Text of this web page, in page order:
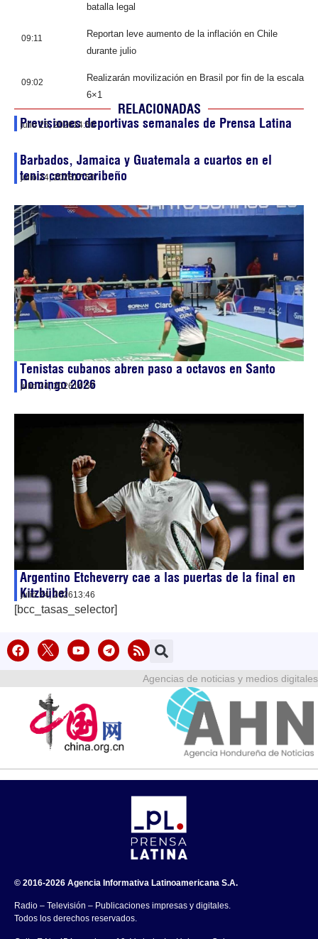
batalla legal
09:11
Reportan leve aumento de la inflación en Chile
durante julio
09:02
Realizarán movilización en Brasil por fin de la escala
6×1
RELACIONADAS
Previsiones deportivas semanales de Prensa Latina
julio 25, 202614:50
Barbados, Jamaica y Guatemala a cuartos en el
tenis centrocaribeño
julio 24, 202617:50
Tenistas cubanos abren paso a octavos en Santo
Domingo 2026
julio 24, 202614:57
Argentino Etcheverry cae a las puertas de la final en
Kitzbühel
julio 24, 202613:46
[bcc_tasas_selector]
Agencias de noticias y medios digitales
© 2016-2026 Agencia Informativa Latinoamericana S.A.
Radio – Televisión – Publicaciones impresas y digitales.
Todos los derechos reservados.